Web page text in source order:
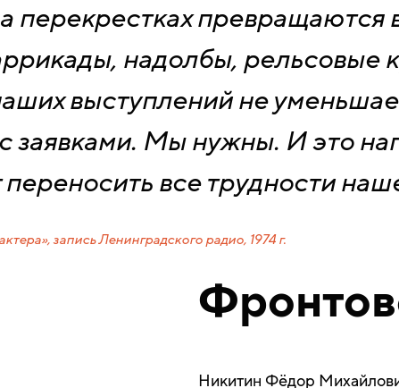
перекрестках превращаются
надолбы, рельсовые
выступлений не
заявками. Мы нужны. И это
переносить все трудности
запись Ленинградского радио, 1974 г.
Никитин Фёдор